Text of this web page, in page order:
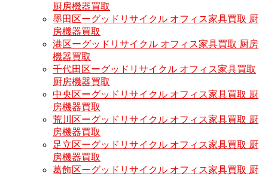
厨房機器買取
墨田区ーグッドリサイクル オフィス家具買取 厨
房機器買取
港区ーグッドリサイクル オフィス家具買取 厨房
機器買取
千代田区ーグッドリサイクル オフィス家具買取
厨房機器買取
中央区ーグッドリサイクル オフィス家具買取 厨
房機器買取
荒川区ーグッドリサイクル オフィス家具買取 厨
房機器買取
足立区ーグッドリサイクル オフィス家具買取 厨
房機器買取
葛飾区ーグッドリサイクル オフィス家具買取 厨